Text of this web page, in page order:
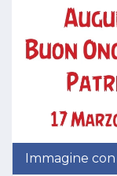
Immagine